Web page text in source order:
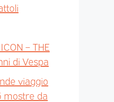
– THE
di Vespa
viaggio
mostre da